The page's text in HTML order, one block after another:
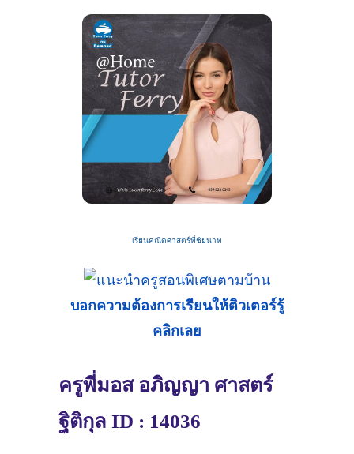
เรียนคณิตศาสตร์ที่ชัยนาท
บอกความต้องการเรียนให้ติวเตอร์รู้
คลิกเลย
ครูพี่มอส อภิญญา ศาสตร์
ฐิติกุล ID : 14036